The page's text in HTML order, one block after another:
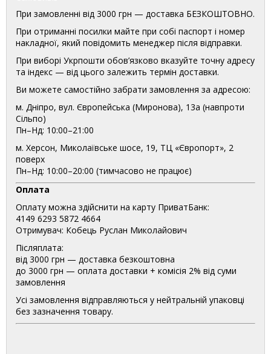
При замовленні від 3000 грн — доставка БЕЗКОШТОВНО.
При отриманні посилки майте при собі паспорт і номер
накладної, який повідомить менеджер після відправки.
При виборі Укрпошти обов’язково вказуйте точну адресу
та індекс — від цього залежить термін доставки.
Ви можете самостійно забрати замовлення за адресою:
м. Дніпро, вул. Європейська (Миронова), 13а (навпроти
Сільпо)
Пн–Нд: 10:00–21:00
м. Херсон, Миколаївське шосе, 19, ТЦ «Європорт», 2
поверх
Пн–Нд: 10:00–20:00 (тимчасово не працює)
Оплата
Оплату можна здійснити на карту ПриватБанк:
4149 6293 5872 4664
Отримувач: Кобець Руслан Миколайович
Післяплата:
від 3000 грн — доставка безкоштовна
до 3000 грн — оплата доставки + комісія 2% від суми
замовлення
Усі замовлення відправляються у нейтральній упаковці
без зазначення товару.